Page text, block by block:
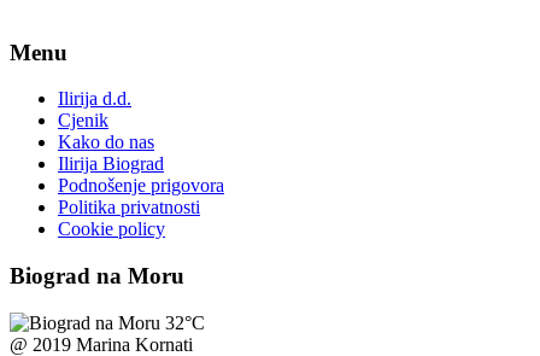
Menu
Ilirija d.d.
Cjenik
Kako do nas
Ilirija Biograd
Podnošenje prigovora
Politika privatnosti
Cookie policy
Biograd na Moru
32°C
@ 2019 Marina Kornati